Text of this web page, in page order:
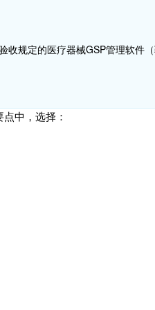
收规定的医疗器械GSP管理软件
中，选择：